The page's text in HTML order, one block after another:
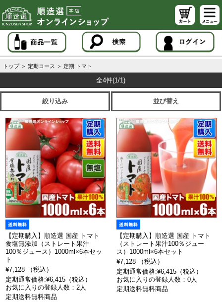
トップ ＞ 定期コース ＞ 定期 トマト
全4件(1/1)
絞り込み 並び替え
【定期購入】順造選 国産 トマト
食塩無添加（ストレート果汁
100％ジュース）1000ml×6本セッ
ト
¥7,128 （税込）
定期通常価格:¥6,415（税込）
お気に入りの登録人数：2人
定期送料無料商品
【定期購入】順造選 国産 トマト
（ストレート果汁100％ジュー
ス）1000ml×6本セット
¥7,128 （税込）
定期通常価格:¥6,415（税込）
お気に入りの登録人数：0人
定期送料無料商品